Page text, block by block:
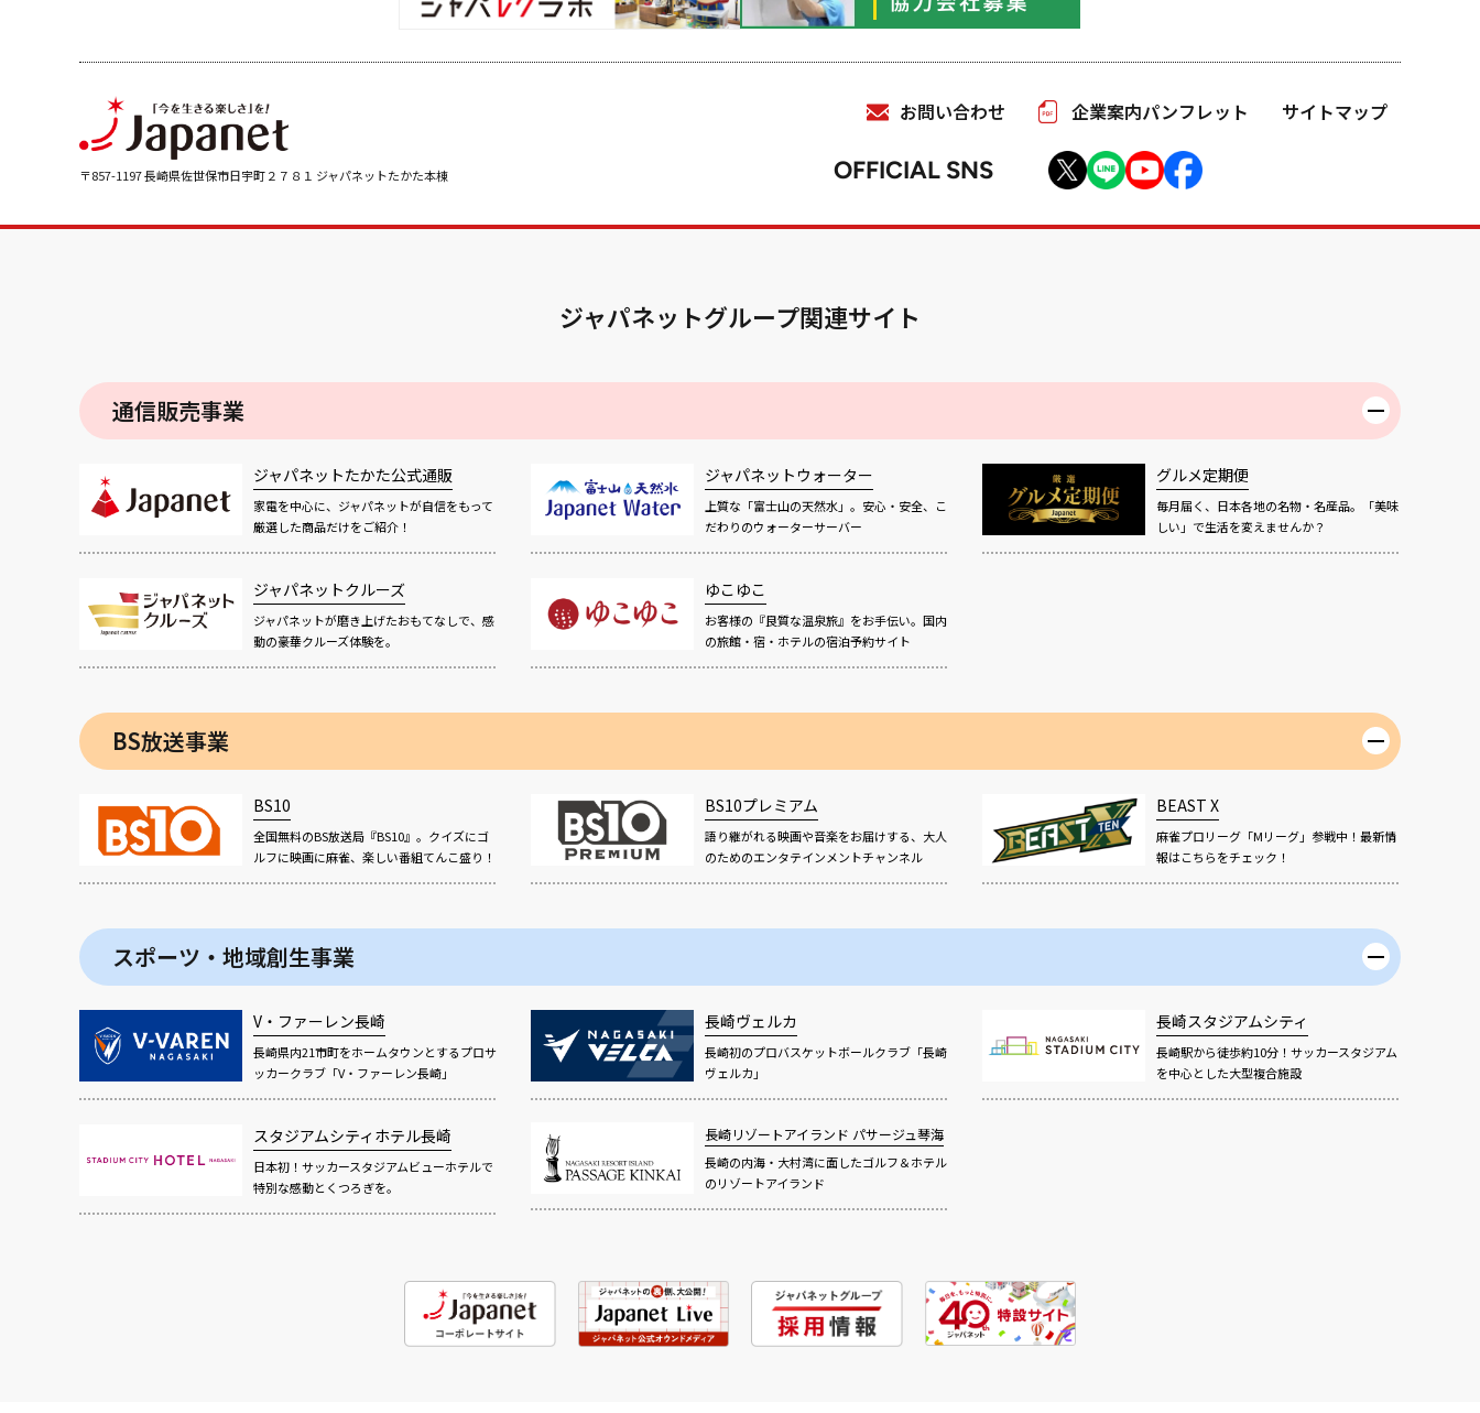
〒857-1197 長崎県佐世保市日宇町２７８１ ジャパネットたかた本棟
お問い合わせ 企業案内パンフレット サイトマップ
OFFICIAL SNS
ジャパネットグループ関連サイト
通信販売事業
ジャパネットたかた公式通販
家電を中心に、ジャパネットが自信をもって
厳選した商品だけをご紹介！
ジャパネットウォーター
上質な「富士山の天然水」。安心・安全、こ
だわりのウォーターサーバー
グルメ定期便
毎月届く、日本各地の名物・名産品。「美味
しい」で生活を変えませんか？
ジャパネットクルーズ
ジャパネットが磨き上げたおもてなしで、感
動の豪華クルーズ体験を。
ゆこゆこ
お客様の『良質な温泉旅』をお手伝い。国内
の旅館・宿・ホテルの宿泊予約サイト
BS放送事業
BS10
全国無料のBS放送局『BS10』。クイズにゴ
ルフに映画に麻雀、楽しい番組てんこ盛り！
BS10プレミアム
語り継がれる映画や音楽をお届けする、大人
のためのエンタテインメントチャンネル
BEAST X
麻雀プロリーグ「Mリーグ」参戦中！最新情
報はこちらをチェック！
スポーツ・地域創生事業
V・ファーレン長崎
長崎県内21市町をホームタウンとするプロサ
ッカークラブ「V・ファーレン長崎」
長崎ヴェルカ
長崎初のプロバスケットボールクラブ「長崎
ヴェルカ」
長崎スタジアムシティ
長崎駅から徒歩約10分！サッカースタジアム
を中心とした大型複合施設
スタジアムシティホテル長崎
日本初！サッカースタジアムビューホテルで
特別な感動とくつろぎを。
長崎リゾートアイランド パサージュ琴海
長崎の内海・大村湾に面したゴルフ＆ホテル
のリゾートアイランド